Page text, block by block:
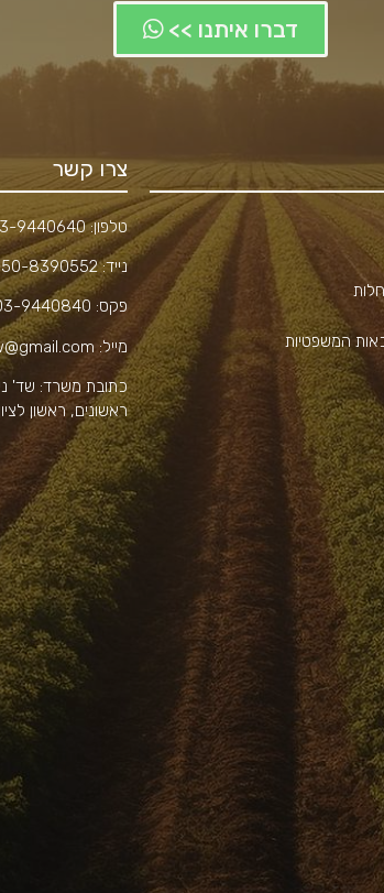
דברו איתנו >>
המשפטיות
צרו קשר
טלפון:9440640
נייד:8390552
פקס: 9440840
מייל:
כתובת משרד:
ראשונים, ראשון לציון